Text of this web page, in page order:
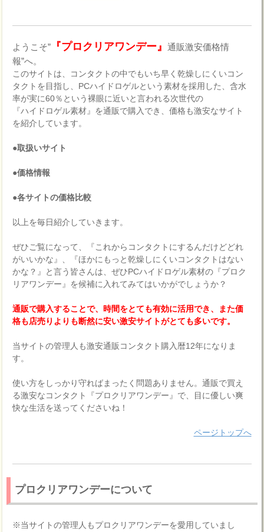
ようこそ” 『プロクリアワンデー』通販激安価格情
報”へ。
このサイトは、コンタクトの中でもいち早く乾燥しにくいコン
タクトを目指し、PCハイドロゲルという素材を採用した、含水
率が実に60％という裸眼に近いと言われる次世代の
『ハイドロゲル素材』を通販で購入でき、価格も激安なサイト
を紹介しています。
●取扱いサイト
●価格情報
●各サイトの価格比較
以上を毎日紹介していきます。
ぜひご覧になって、『これからコンタクトにするんだけどどれ
がいいかな』、『ほかにもっと乾燥しにくいコンタクトはない
かな？』と言う皆さんは、ぜひPCハイドロゲル素材の『プロク
リアワンデー』を候補に入れてみてはいかがでしょうか？
通販で購入することで、時間をとても有効に活用でき、また価
格も店売りよりも断然に安い激安サイトがとても多いです。
当サイトの管理人も激安通販コンタクト購入暦12年になりま
す。
使い方をしっかり守ればまったく問題ありません。通販で買え
る激安なコンタクト『プロクリアワンデー』で、目に優しい爽
快な生活を送ってくださいね！
ページトップへ
プロクリアワンデーについて
※当サイトの管理人もプロクリアワンデーを愛用していまし